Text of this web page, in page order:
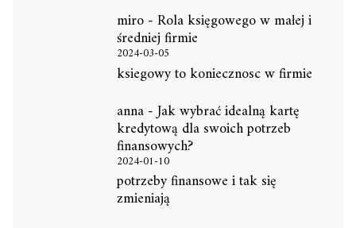
miro-Rola księgowego w małej i
średniej firmie
2024-03-05
ksiegowy to koniecznosc w firmie
anna-Jak wybrać idealną kartę
kredytową dla swoich potrzeb
finansowych?
2024-01-10
potrzeby finansowe i tak się
zmieniają